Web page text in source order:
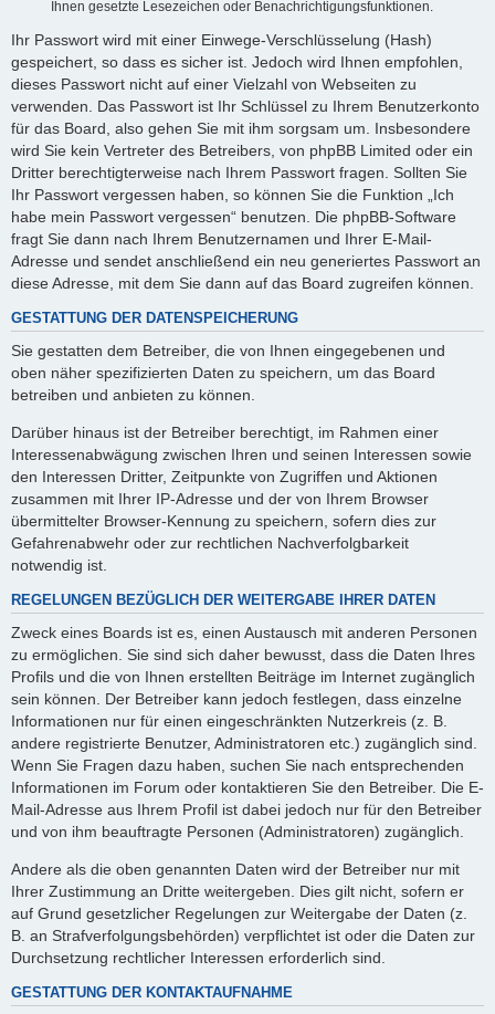
Ihnen gesetzte Lesezeichen oder Benachrichtigungsfunktionen.
Ihr Passwort wird mit einer Einwege-Verschlüsselung (Hash)
gespeichert, so dass es sicher ist. Jedoch wird Ihnen empfohlen,
dieses Passwort nicht auf einer Vielzahl von Webseiten zu
verwenden. Das Passwort ist Ihr Schlüssel zu Ihrem Benutzerkonto
für das Board, also gehen Sie mit ihm sorgsam um. Insbesondere
wird Sie kein Vertreter des Betreibers, von phpBB Limited oder ein
Dritter berechtigterweise nach Ihrem Passwort fragen. Sollten Sie
Ihr Passwort vergessen haben, so können Sie die Funktion „Ich
habe mein Passwort vergessen“ benutzen. Die phpBB-Software
fragt Sie dann nach Ihrem Benutzernamen und Ihrer E-Mail-
Adresse und sendet anschließend ein neu generiertes Passwort an
diese Adresse, mit dem Sie dann auf das Board zugreifen können.
GESTATTUNG DER DATENSPEICHERUNG
Sie gestatten dem Betreiber, die von Ihnen eingegebenen und
oben näher spezifizierten Daten zu speichern, um das Board
betreiben und anbieten zu können.
Darüber hinaus ist der Betreiber berechtigt, im Rahmen einer
Interessenabwägung zwischen Ihren und seinen Interessen sowie
den Interessen Dritter, Zeitpunkte von Zugriffen und Aktionen
zusammen mit Ihrer IP-Adresse und der von Ihrem Browser
übermittelter Browser-Kennung zu speichern, sofern dies zur
Gefahrenabwehr oder zur rechtlichen Nachverfolgbarkeit
notwendig ist.
REGELUNGEN BEZÜGLICH DER WEITERGABE IHRER DATEN
Zweck eines Boards ist es, einen Austausch mit anderen Personen
zu ermöglichen. Sie sind sich daher bewusst, dass die Daten Ihres
Profils und die von Ihnen erstellten Beiträge im Internet zugänglich
sein können. Der Betreiber kann jedoch festlegen, dass einzelne
Informationen nur für einen eingeschränkten Nutzerkreis (z. B.
andere registrierte Benutzer, Administratoren etc.) zugänglich sind.
Wenn Sie Fragen dazu haben, suchen Sie nach entsprechenden
Informationen im Forum oder kontaktieren Sie den Betreiber. Die E-
Mail-Adresse aus Ihrem Profil ist dabei jedoch nur für den Betreiber
und von ihm beauftragte Personen (Administratoren) zugänglich.
Andere als die oben genannten Daten wird der Betreiber nur mit
Ihrer Zustimmung an Dritte weitergeben. Dies gilt nicht, sofern er
auf Grund gesetzlicher Regelungen zur Weitergabe der Daten (z.
B. an Strafverfolgungsbehörden) verpflichtet ist oder die Daten zur
Durchsetzung rechtlicher Interessen erforderlich sind.
GESTATTUNG DER KONTAKTAUFNAHME